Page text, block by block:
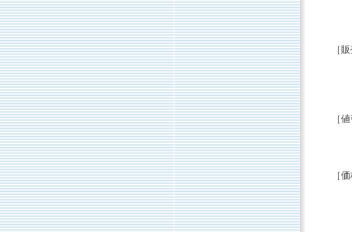
［
［
［